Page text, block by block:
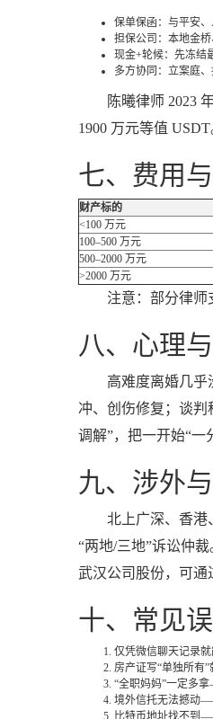
保单保函：与平安、
担保公司：本地金桥
现金+轮候：先冻结
多方协同：立案庭、
陈曦律师 2023
1900 万元等值 USDT
七、费用
财产标的
<100 万元
100–500 万元
500–2000 万元
>2000 万元
注意：部分律师
八、心理
高难度离婚几乎
冲、创伤修复；谈判
调解”，把一开始“一
九、涉外
北上广深、香港
“两地/三地”诉讼仲
武汉公司股份，可通
十、常见
仅凭微信聊天记录
房产证写“单独所有
“全职妈妈”一定多
境外信托无法撼动
比特币地址找不到